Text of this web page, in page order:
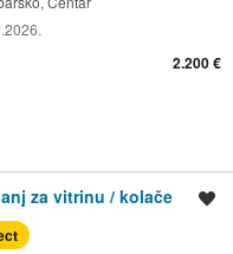
2.200 €
za vitrinu / kolače